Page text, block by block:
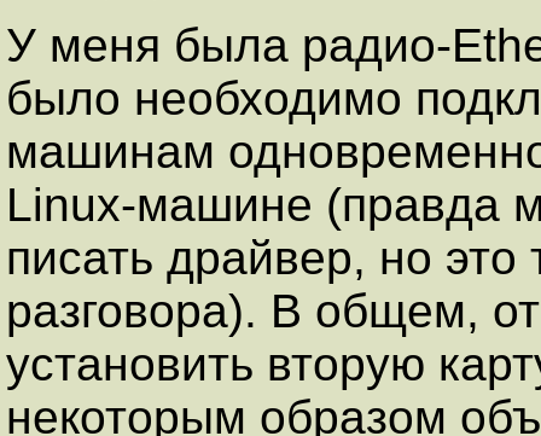
У меня была радио-
было необходимо
машинам
Linux-машине (правда
писать драйвер, но это
разговора). В общем,
установить вторую
некоторым образом